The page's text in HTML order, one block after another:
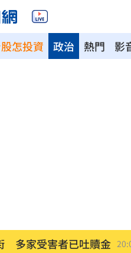
怎投資 熱門 影
政治
多家受害者已吐贖金